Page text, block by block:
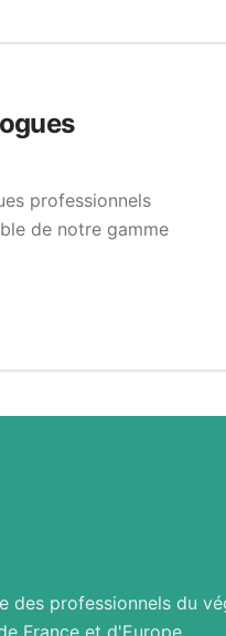
professionnels
de notre gamme
des professionnels du
France et d'Europe.